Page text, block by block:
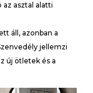
az asztal alatti
áll, azonban a
jellemzi
új ötletek és a